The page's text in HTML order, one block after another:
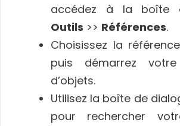
accédez à la boîte
Outils >> Références.
Choisissez la
puis démarrez votre
d’objets.
Utilisez la boîte de
pour rechercher